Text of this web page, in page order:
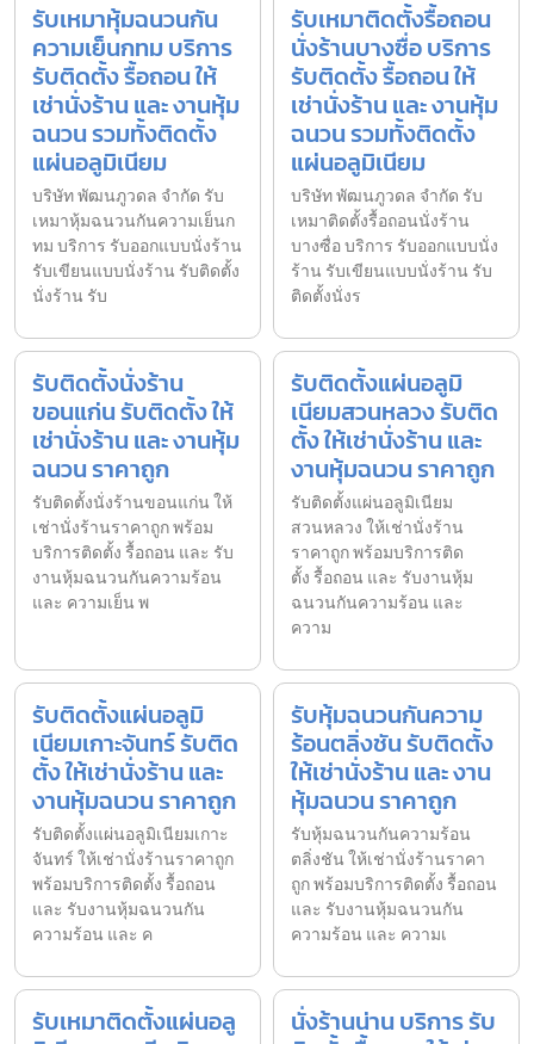
รับเหมาหุ้มฉนวนกัน
ความเย็นกทม บริการ
รับติดตั้ง รื้อถอน ให้
เช่านั่งร้าน และ งานหุ้ม
ฉนวน รวมทั้งติดตั้ง
แผ่นอลูมิเนียม
บริษัท พัฒนภูวดล จำกัด รับ
เหมาหุ้มฉนวนกันความเย็นก
ทม บริการ รับออกแบบนั่งร้าน
รับเขียนแบบนั่งร้าน รับติดตั้ง
นั่งร้าน รับ
รับเหมาติดตั้งรื้อถอน
นั่งร้านบางซื่อ บริการ
รับติดตั้ง รื้อถอน ให้
เช่านั่งร้าน และ งานหุ้ม
ฉนวน รวมทั้งติดตั้ง
แผ่นอลูมิเนียม
บริษัท พัฒนภูวดล จำกัด รับ
เหมาติดตั้งรื้อถอนนั่งร้าน
บางซื่อ บริการ รับออกแบบนั่ง
ร้าน รับเขียนแบบนั่งร้าน รับ
ติดตั้งนั่งร
รับติดตั้งนั่งร้าน
ขอนแก่น รับติดตั้ง ให้
เช่านั่งร้าน และ งานหุ้ม
ฉนวน ราคาถูก
รับติดตั้งนั่งร้านขอนแก่น ให้
เช่านั่งร้านราคาถูก พร้อม
บริการติดตั้ง รื้อถอน และ รับ
งานหุ้มฉนวนกันความร้อน
และ ความเย็น พ
รับติดตั้งแผ่นอลูมิ
เนียมสวนหลวง รับติด
ตั้ง ให้เช่านั่งร้าน และ
งานหุ้มฉนวน ราคาถูก
รับติดตั้งแผ่นอลูมิเนียม
สวนหลวง ให้เช่านั่งร้าน
ราคาถูก พร้อมบริการติด
ตั้ง รื้อถอน และ รับงานหุ้ม
ฉนวนกันความร้อน และ
ความ
รับติดตั้งแผ่นอลูมิ
เนียมเกาะจันทร์ รับติด
ตั้ง ให้เช่านั่งร้าน และ
งานหุ้มฉนวน ราคาถูก
รับติดตั้งแผ่นอลูมิเนียมเกาะ
จันทร์ ให้เช่านั่งร้านราคาถูก
พร้อมบริการติดตั้ง รื้อถอน
และ รับงานหุ้มฉนวนกัน
ความร้อน และ ค
รับหุ้มฉนวนกันความ
ร้อนตลิ่งชัน รับติดตั้ง
ให้เช่านั่งร้าน และ งาน
หุ้มฉนวน ราคาถูก
รับหุ้มฉนวนกันความร้อน
ตลิ่งชัน ให้เช่านั่งร้านราคา
ถูก พร้อมบริการติดตั้ง รื้อถอน
และ รับงานหุ้มฉนวนกัน
ความร้อน และ ความเ
รับเหมาติดตั้งแผ่นอลู
นั่งร้านน่าน บริการ รับ